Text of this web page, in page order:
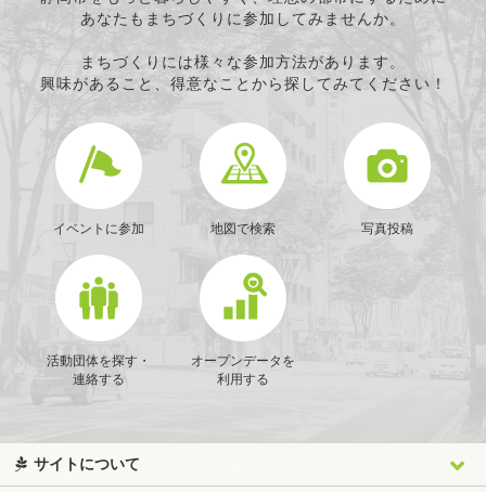
あなたもまちづくりに参加してみませんか。
まちづくりには様々な参加方法があります。
興味があること、得意なことから探してみてください！
イベントに参加 地図で検索 写真投稿
活動団体を探す・
連絡する
オープンデータを
利用する
サイトについて